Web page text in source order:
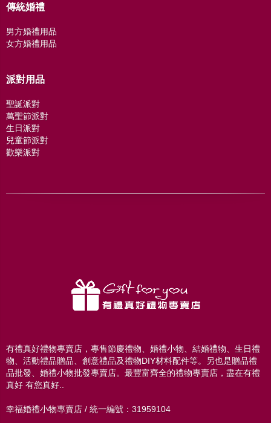
傳統婚禮
男方婚禮用品
女方婚禮用品
派對用品
聖誕派對
萬聖節派對
生日派對
兒童節派對
歡樂派對
有禮真好禮物專賣店，專售節慶禮物、婚禮小物、結婚禮物、生日禮
物、活動禮品贈品、創意禮品及禮物DIY材料配件等。另也是贈品禮
品批發、婚禮小物批發專賣店。最豐富齊全的禮物專賣店，盡在有禮
真好 有您真好..
幸福婚禮小物專賣店 / 統一編號：31959104